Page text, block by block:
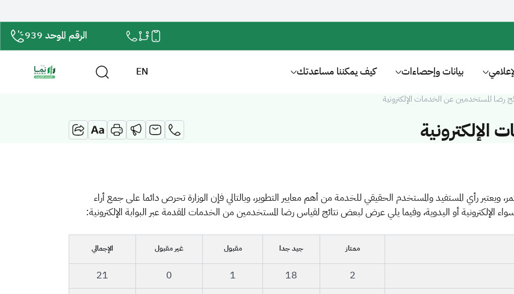
الرقم الموحد 939
بيانات وإحصاءات كيف يمكننا مساعدتك EN
رضا المستخدمين عن الخدمات الإلكترونية
ويعتبر رأي المستفيد والمستخدم الحقيقي للخدمة من أهم معايير التطوير، وبالتالي فإن الوزارة تحرص دائما على جمع أراء
أو اليدوية، وفيما يلي عرض لبعض نتائج لقياس رضا المستخدمين من الخدمات المقدمة عبر البوابة الإلكترونية:
ممتاز جيد جدا مقبول غير مقبول الإجمالي
2
18
1
0
21